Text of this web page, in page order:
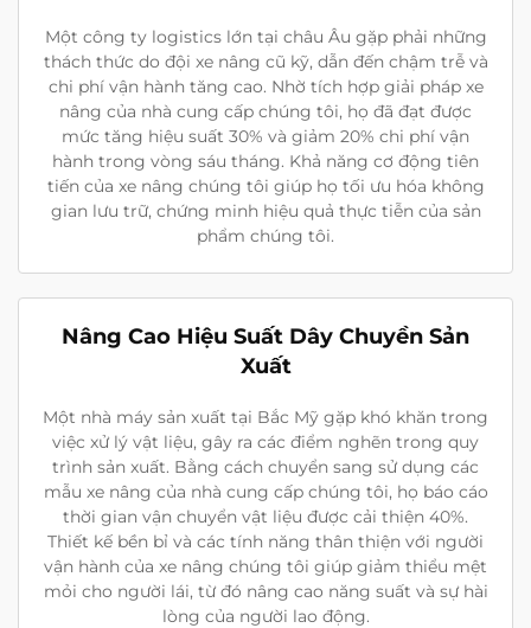
Một công ty logistics lớn tại châu Âu gặp phải những
thách thức do đội xe nâng cũ kỹ, dẫn đến chậm trễ và
chi phí vận hành tăng cao. Nhờ tích hợp giải pháp xe
nâng của nhà cung cấp chúng tôi, họ đã đạt được
mức tăng hiệu suất 30% và giảm 20% chi phí vận
hành trong vòng sáu tháng. Khả năng cơ động tiên
tiến của xe nâng chúng tôi giúp họ tối ưu hóa không
gian lưu trữ, chứng minh hiệu quả thực tiễn của sản
phẩm chúng tôi.
Nâng Cao Hiệu Suất Dây Chuyền Sản
Xuất
Một nhà máy sản xuất tại Bắc Mỹ gặp khó khăn trong
việc xử lý vật liệu, gây ra các điểm nghẽn trong quy
trình sản xuất. Bằng cách chuyển sang sử dụng các
mẫu xe nâng của nhà cung cấp chúng tôi, họ báo cáo
thời gian vận chuyển vật liệu được cải thiện 40%.
Thiết kế bền bỉ và các tính năng thân thiện với người
vận hành của xe nâng chúng tôi giúp giảm thiểu mệt
mỏi cho người lái, từ đó nâng cao năng suất và sự hài
lòng của người lao động.